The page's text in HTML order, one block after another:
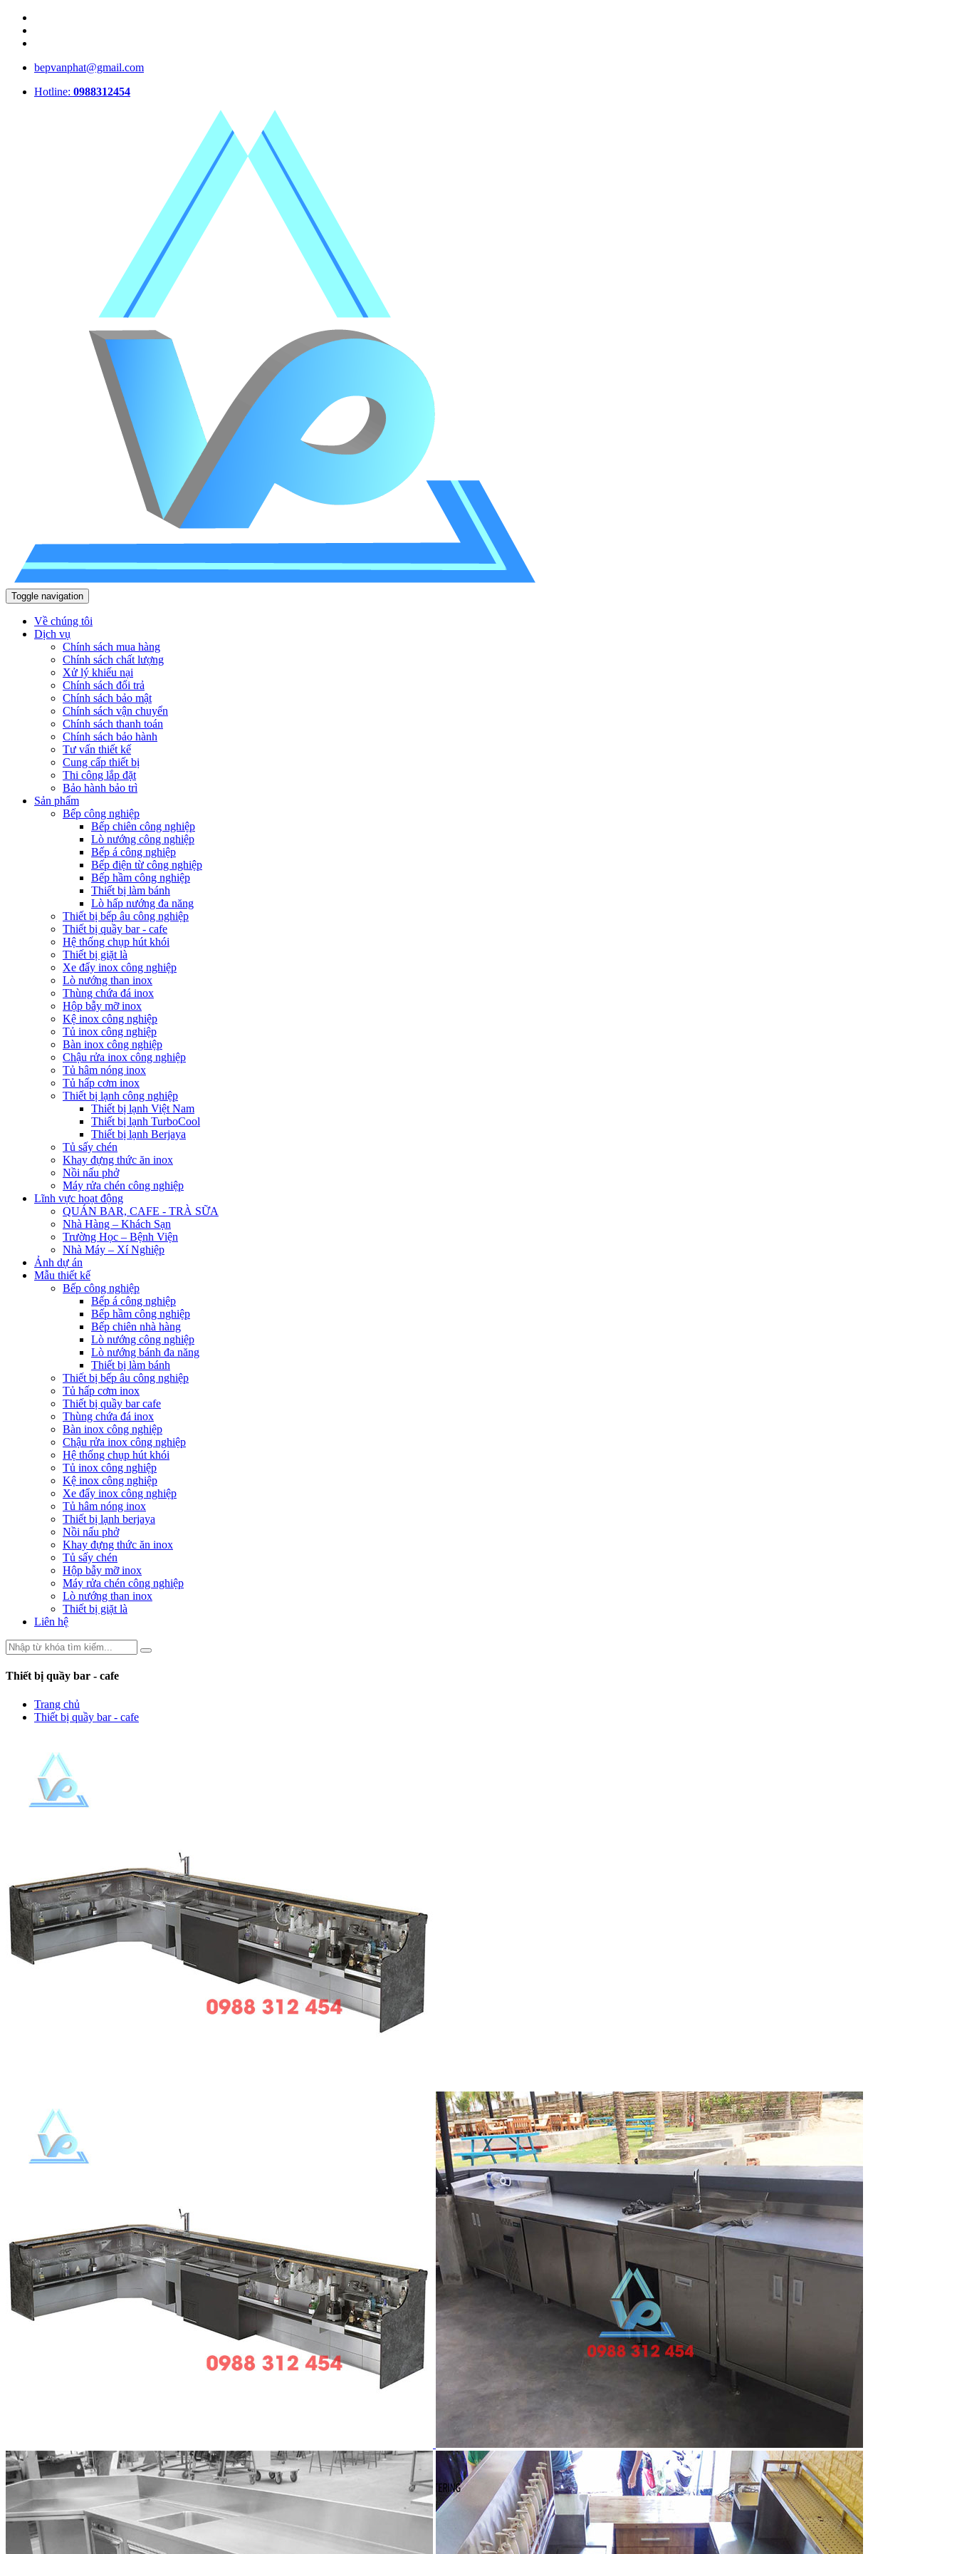
bepvanphat@gmail.com
Hotline: 0988312454
Toggle navigation
Về chúng tôi
Dịch vụ
Chính sách mua hàng
Chính sách chất lượng
Xử lý khiếu nại
Chính sách đổi trả
Chính sách bảo mật
Chính sách vận chuyển
Chính sách thanh toán
Chính sách bảo hành
Tư vấn thiết kế
Cung cấp thiết bị
Thi công lắp đặt
Bảo hành bảo trì
Sản phẩm
Bếp công nghiệp
Bếp chiên công nghiệp
Lò nướng công nghiệp
Bếp á công nghiệp
Bếp điện từ công nghiệp
Bếp hầm công nghiệp
Thiết bị làm bánh
Lò hấp nướng đa năng
Thiết bị bếp âu công nghiệp
Thiết bị quầy bar - cafe
Hệ thống chụp hút khói
Thiết bị giặt là
Xe đẩy inox công nghiệp
Lò nướng than inox
Thùng chứa đá inox
Hộp bẫy mỡ inox
Kệ inox công nghiệp
Tủ inox công nghiệp
Bàn inox công nghiệp
Chậu rửa inox công nghiệp
Tủ hâm nóng inox
Tủ hấp cơm inox
Thiết bị lạnh công nghiệp
Thiết bị lạnh Việt Nam
Thiết bị lạnh TurboCool
Thiết bị lạnh Berjaya
Tủ sấy chén
Khay đựng thức ăn inox
Nồi nấu phở
Máy rửa chén công nghiệp
Lĩnh vực hoạt động
QUÁN BAR, CAFE - TRÀ SỮA
Nhà Hàng – Khách Sạn
Trường Học – Bệnh Viện
Nhà Máy – Xí Nghiệp
Ảnh dự án
Mẫu thiết kế
Bếp công nghiệp
Bếp á công nghiệp
Bếp hầm công nghiệp
Bếp chiên nhà hàng
Lò nướng công nghiệp
Lò nướng bánh đa năng
Thiết bị làm bánh
Thiết bị bếp âu công nghiệp
Tủ hấp cơm inox
Thiết bị quầy bar cafe
Thùng chứa đá inox
Bàn inox công nghiệp
Chậu rửa inox công nghiệp
Hệ thống chụp hút khói
Tủ inox công nghiệp
Kệ inox công nghiệp
Xe đẩy inox công nghiệp
Tủ hâm nóng inox
Thiết bị lạnh berjaya
Nồi nấu phở
Khay đựng thức ăn inox
Tủ sấy chén
Hộp bẫy mỡ inox
Máy rửa chén công nghiệp
Lò nướng than inox
Thiết bị giặt là
Liên hệ
Thiết bị quầy bar - cafe
Trang chủ
Thiết bị quầy bar - cafe